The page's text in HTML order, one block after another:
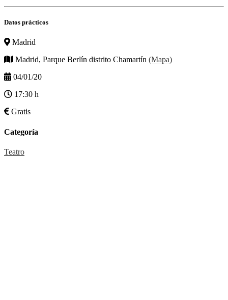
Datos prácticos
Madrid
Madrid, Parque Berlín distrito Chamartín (Mapa)
04/01/20
17:30 h
Gratis
Categoría
Teatro